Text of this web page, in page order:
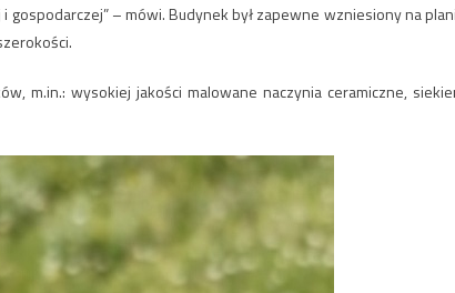
– mówi. Budynek był zapewne wzniesiony na
m.in.: wysokiej jakości malowane naczynia ceramiczne,